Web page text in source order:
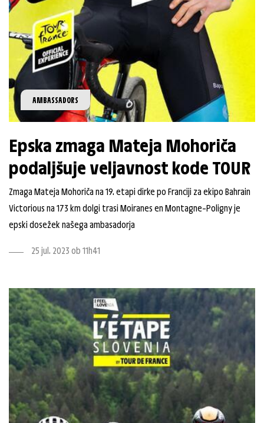
AMBASSADORS
Epska zmaga Mateja Mohoriča
podaljšuje veljavnost kode TOUR
Zmaga Mateja Mohoriča na 19. etapi dirke po Franciji za ekipo Bahrain
Victorious na 173 km dolgi trasi Moiranes en Montagne–Poligny je
epski dosežek našega ambasadorja
25 jul. 2023 ob 11h41